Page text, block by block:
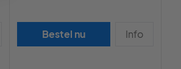
Bestel nu Info